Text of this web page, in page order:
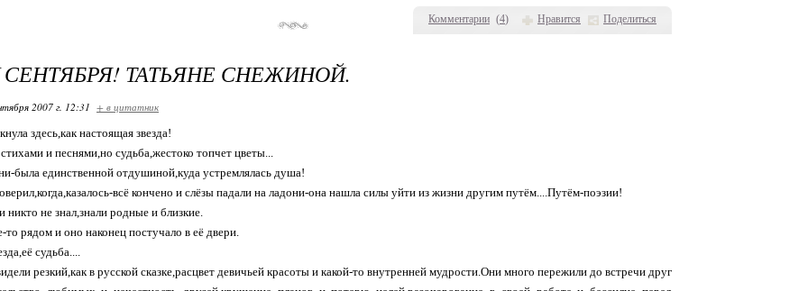
Комментарии (4) Нравится Поделиться
СЕНТЯБРЯ! ТАТЬЯНЕ СНЕЖИНОЙ.
2007 г. 12:31 + в цитатник
здесь,как настоящая звезда!
и песнями,но судьба,жестоко топчет цветы...
была единственной отдушиной,куда устремлялась душа!
всё кончено и слёзы падали на ладони-она нашла силы уйти из жизни другим путём....Путём-поэзии!
никто не знал,знали родные и близкие.
то рядом и оно наконец постучало в её двери.
судьба....
резкий,как в русской сказке,расцвет девичьей красоты и какой-то внутренней мудрости.Они много пережили до встречи друг